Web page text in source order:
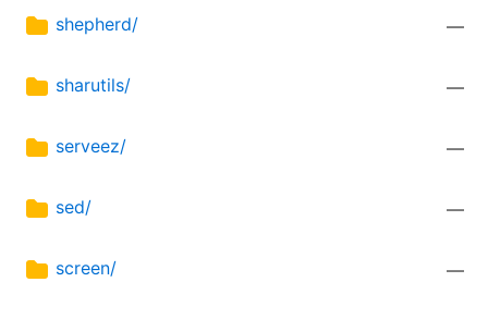
shepherd/ —
sharutils/ —
serveez/ —
sed/ —
screen/ —